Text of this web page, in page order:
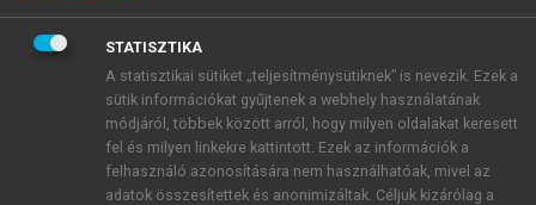
BELÉPÉS SAJÁT FIÓKKAL
ÚJ FIÓK LÉTREHOZÁSA
1 óra díjmentes hozzáférés
STATISZTIKA
A statisztikai sütiket „teljesítménysütiknek” is nevezik. Ezek a
sütik információkat gyűjtenek a webhely használatának
módjáról, többek között arról, hogy milyen oldalakat keresett
fel és milyen linkekre kattintott. Ezek az információk a
felhasználó azonosítására nem használhatóak, mivel az
adatok összesítettek és anonimizáltak. Céljuk kizárólag a